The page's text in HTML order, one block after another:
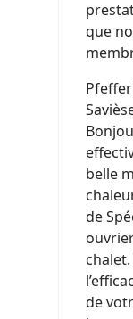
que
belle
de
de